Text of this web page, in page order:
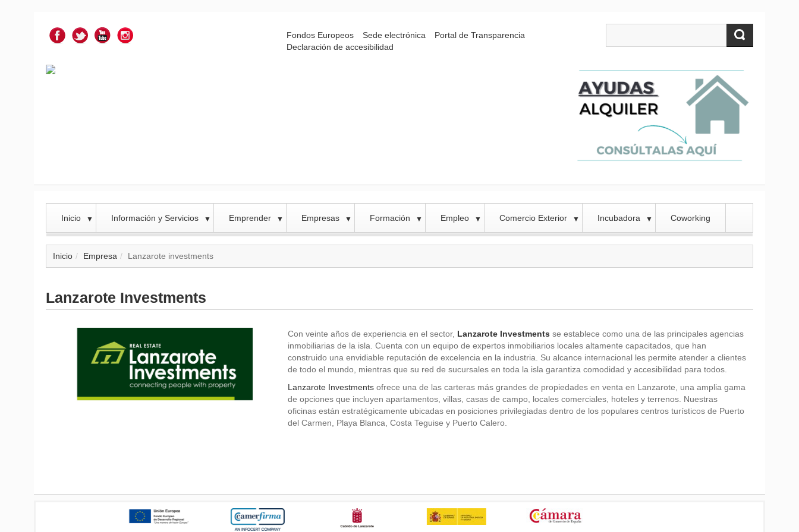
Fondos Europeos Sede electrónica
Portal de Transparencia
Declaración de accesibilidad
Inicio ▼ Información y Servicios ▼ Emprender ▼ Empresas ▼ Formación ▼ Empleo ▼ Comercio Exterior ▼ Incubadora ▼ Coworking
Inicio Empresa Lanzarote investments
Lanzarote Investments
Con veinte años de experiencia en el sector, Lanzarote Investments se establece como una de las principales agencias
inmobiliarias de la isla. Cuenta con un equipo de expertos inmobiliarios locales altamente capacitados, que han
construido una envidiable reputación de excelencia en la industria. Su alcance internacional les permite atender a clientes
de todo el mundo, mientras que su red de sucursales en toda la isla garantiza comodidad y accesibilidad para todos.
Lanzarote Investmentsofrece una de las carteras más grandes de propiedades en venta en Lanzarote, una amplia gama
de opciones que incluyen apartamentos, villas, casas de campo, locales comerciales, hoteles y terrenos. Nuestras
oficinas están estratégicamente ubicadas en posiciones privilegiadas dentro de los populares centros turísticos de Puerto
del Carmen, Playa Blanca, Costa Teguise y Puerto Calero.